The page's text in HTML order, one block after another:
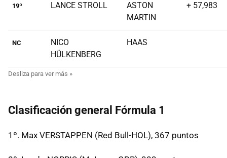
19º LANCE STROLL
ASTON
MARTIN
+ 57,983
NC
NICO
HÜLKENBERG
HAAS
Clasificación general Fórmula 1
1º. Max VERSTAPPEN (Red Bull-HOL), 367 puntos